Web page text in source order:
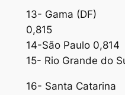
13- Gama (DF)
14-São
15- Rio Grande do
16- Santa Catarina